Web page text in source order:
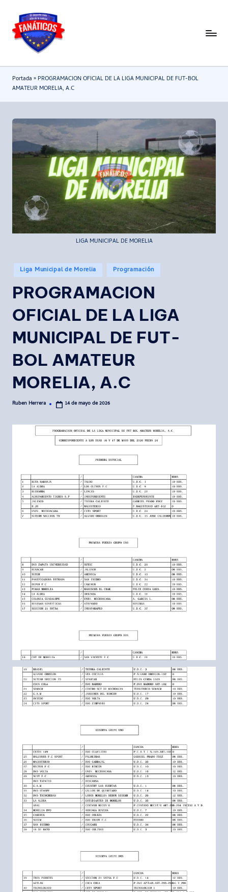
Saltar
contenido
F
n
a
i
c
o
Noticias
deportivas
-
Mundial
Portada » PROGRAMACION OFICIAL DE LA LIGA MUNICIPAL DE FUT-BOL
AMATEUR MORELIA, A.C
LIGA MUNICIPAL DE MORELIA
Publicado
en
Liga Municipal de Morelia Programación
PROGRAMACION
OFICIAL DE LA LIGA
MUNICIPAL DE FUT-
BOL AMATEUR
MORELIA, A.C
Publicado
Ruben Herrera 14 de mayo de 2026